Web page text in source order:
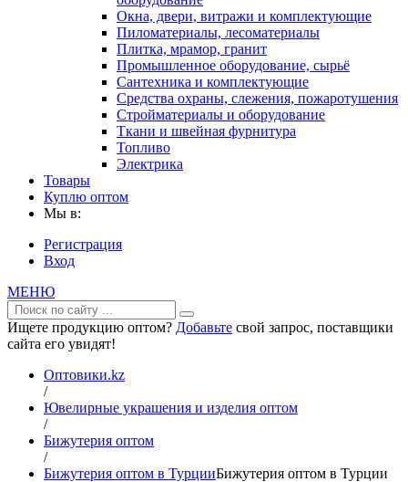
Окна, двери, витражи и комплектующие
Пиломатериалы, лесоматериалы
Плитка, мрамор, гранит
Промышленное оборудование, сырьё
Сантехника и комплектующие
Средства охраны, слежения, пожаротушения
Стройматериалы и оборудование
Ткани и швейная фурнитура
Топливо
Электрика
Товары
Куплю оптом
Мы в:
Регистрация
Вход
МЕНЮ
Ищете продукцию оптом? Добавьте свой запрос, поставщики
сайта его увидят!
Оптовики.kz
/
Ювелирные украшения и изделия оптом
/
Бижутерия оптом
/
Бижутерия оптом в ТурцииБижутерия оптом в Турции